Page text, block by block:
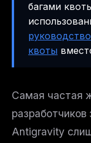
багами
квоты
Самая частая
Antigravity